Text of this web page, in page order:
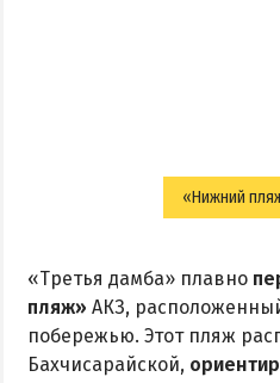
«Нижний
«Третья дамба» плавно
пляж» АКЗ,
побережью. Этот пляж
Бахчисарайской, ориентир